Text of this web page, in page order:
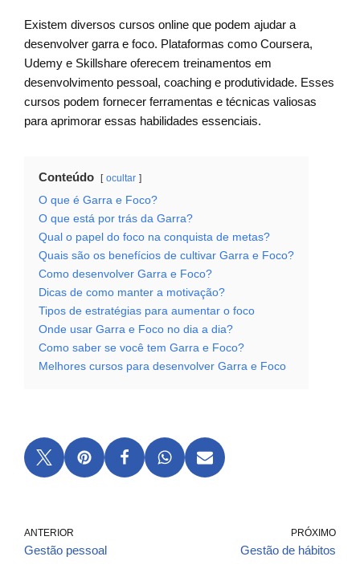
Existem diversos cursos online que podem ajudar a
desenvolver garra e foco. Plataformas como Coursera,
Udemy e Skillshare oferecem treinamentos em
desenvolvimento pessoal, coaching e produtividade. Esses
cursos podem fornecer ferramentas e técnicas valiosas
para aprimorar essas habilidades essenciais.
Conteúdo ocultar
O que é Garra e Foco?
O que está por trás da Garra?
Qual o papel do foco na conquista de metas?
Quais são os benefícios de cultivar Garra e Foco?
Como desenvolver Garra e Foco?
Dicas de como manter a motivação?
Tipos de estratégias para aumentar o foco
Onde usar Garra e Foco no dia a dia?
Como saber se você tem Garra e Foco?
Melhores cursos para desenvolver Garra e Foco
ANTERIOR
Gestão pessoal
PRÓXIMO
Gestão de hábitos